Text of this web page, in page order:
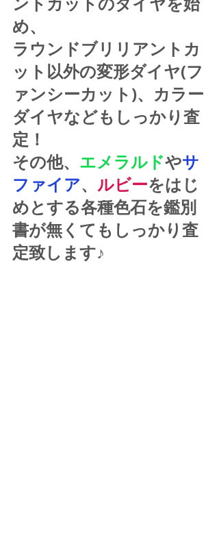
め、
ラウンドブリリアントカ
ット以外の変形ダイヤ(フ
ァンシーカット)、カラー
ダイヤなどもしっかり査
定！
その他、 エメラルドやサ
ファイア、 ルビーをはじ
めとする各種色石を鑑別
書が無くてもしっかり査
定致します♪